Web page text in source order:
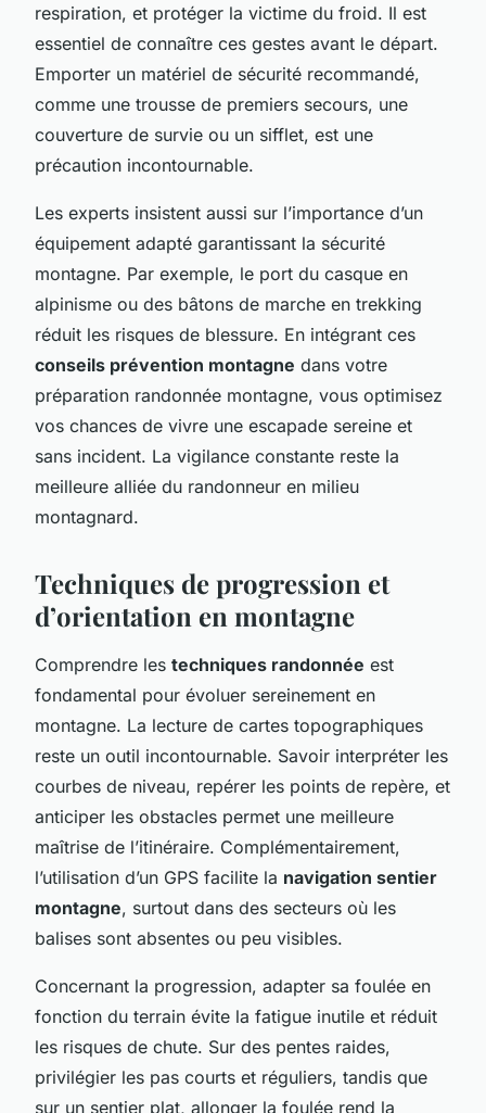
respiration, et protéger la victime du froid. Il est
essentiel de connaître ces gestes avant le départ.
Emporter un matériel de sécurité recommandé,
comme une trousse de premiers secours, une
couverture de survie ou un sifflet, est une
précaution incontournable.
Les experts insistent aussi sur l’importance d’un
équipement adapté garantissant la sécurité
montagne. Par exemple, le port du casque en
alpinisme ou des bâtons de marche en trekking
réduit les risques de blessure. En intégrant ces
conseils prévention montagne dans votre
préparation randonnée montagne, vous optimisez
vos chances de vivre une escapade sereine et
sans incident. La vigilance constante reste la
meilleure alliée du randonneur en milieu
montagnard.
Techniques de progression et
d’orientation en montagne
Comprendre les techniques randonnée est
fondamental pour évoluer sereinement en
montagne. La lecture de cartes topographiques
reste un outil incontournable. Savoir interpréter les
courbes de niveau, repérer les points de repère, et
anticiper les obstacles permet une meilleure
maîtrise de l’itinéraire. Complémentairement,
l’utilisation d’un GPS facilite la navigation sentier
montagne, surtout dans des secteurs où les
balises sont absentes ou peu visibles.
Concernant la progression, adapter sa foulée en
fonction du terrain évite la fatigue inutile et réduit
les risques de chute. Sur des pentes raides,
privilégier les pas courts et réguliers, tandis que
sur un sentier plat, allonger la foulée rend la